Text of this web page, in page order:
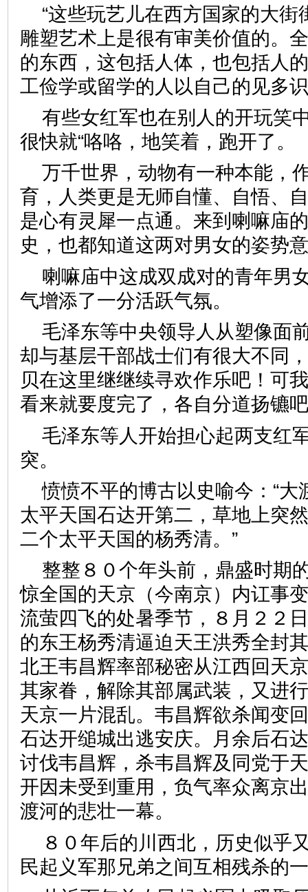
“这些玩艺儿在西方国家的大
雕塑艺术上是很有审美价值的。
的东西，这包括人体，也包括人
工俭学或留学的人以自己的见多
有些女红军也在别人的开玩笑
很快就“咯咯，地笑着，跑开了。
万千世界，动物有一种本能，
育，人类更是无师自懂、自悟、
是心有灵犀一点通。来到喇嘛庙
史，也都知道这两对男女的姿势
喇嘛庙中这成双成对的青年男
气增添了一分活跃气氛。
毛泽东等中央领导人从塑像面
却与基层干部战士们有很大不同
贝在这里继继续寻欢作乐吧！可
看来就要度完了，各自分道扬镳
毛泽东等人开始担心起两支红
突。
愤愤不平的博古以史喻今：“大
太平天国石达开第二，草地上突
二个太平天国的杨秀清。”
整整８０个年头前，鼎盛时期
惊全国的天京（今南京）内讧事
流萤四飞的处暑季节，８月２２
的东王杨秀清逼迫天王洪秀全封
北王韦昌辉率部秘密从江西回天
其家眷，解除其部属武装，又进
天京一片混乱。韦昌辉欲杀闻变
石达开缒城出逃安庆。月余后石
讨伐韦昌辉，杀韦昌辉及同党于
开因未受到重用，负气率众离京
渡河的悲壮一幕。
８０年后的川西北，历史似乎
民起义军那兄弟之间互相残杀的